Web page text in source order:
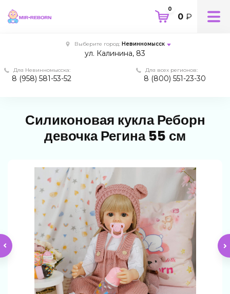
0
0 ₽
Выберите город: Невинномысск
ул. Калинина, 83
Для всех регионов:
8 (800) 551-23-30
Для Невинномысска:
8 (958) 581-53-52
Силиконовая кукла Реборн
девочка Регина 55 см